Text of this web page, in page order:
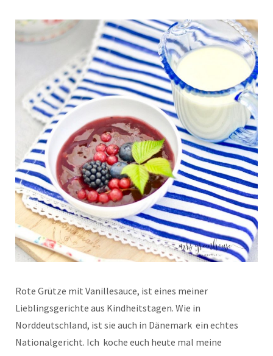
Rote Grütze mit Vanillesauce, ist eines meiner
Lieblingsgerichte aus Kindheitstagen. Wie in
Norddeutschland, ist sie auch in Dänemark ein echtes
Nationalgericht. Ich koche euch heute mal meine